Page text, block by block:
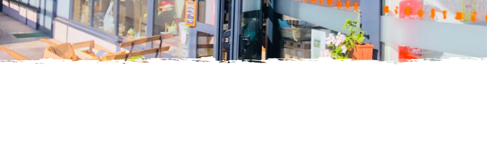
Céréales – Graines – Fruits secs
Conserves
Cosmétiques
Crèmerie – Charcutaille
Fruits et légumes (Paniers)
Gourmandises sucrées
Hygiène